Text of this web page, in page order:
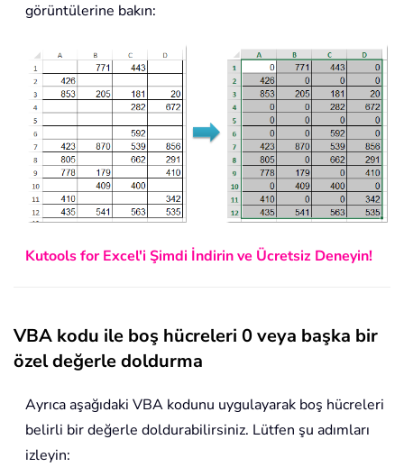
görüntülerine bakın:
Kutools for Excel'i Şimdi İndirin ve Ücretsiz Deneyin!
VBA kodu ile boş hücreleri 0 veya başka bir
özel değerle doldurma
Ayrıca aşağıdaki VBA kodunu uygulayarak boş hücreleri
belirli bir değerle doldurabilirsiniz. Lütfen şu adımları
izleyin: